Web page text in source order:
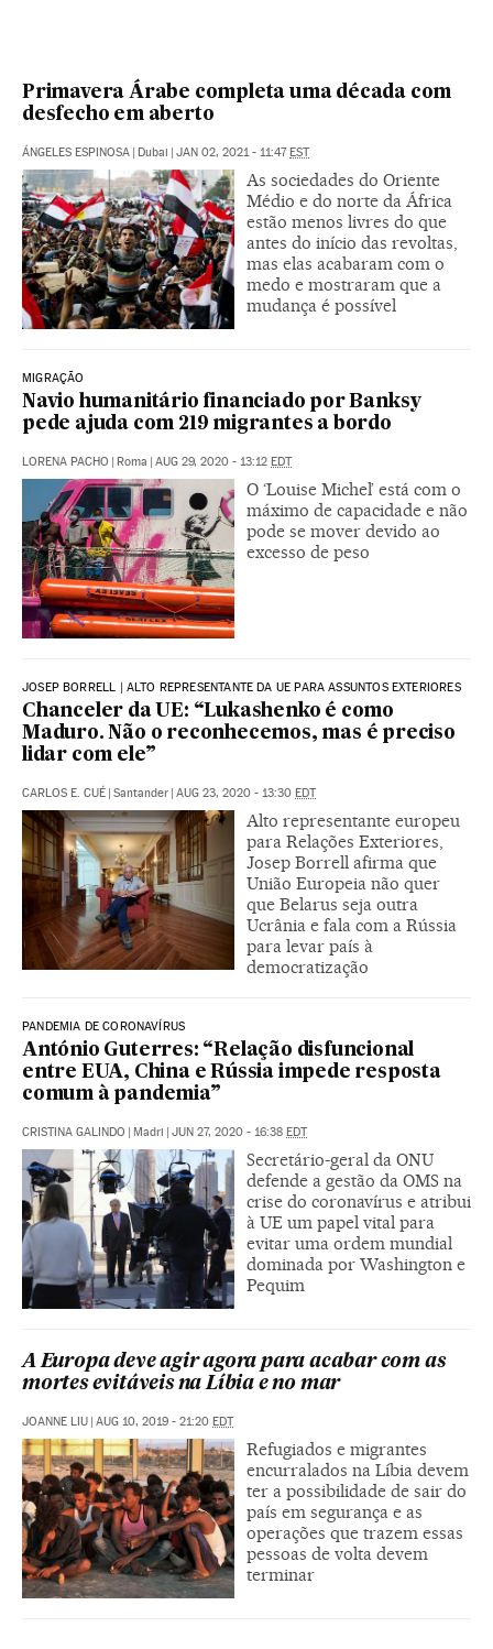
Primavera Árabe completa uma década com
desfecho em aberto
ÁNGELES ESPINOSA Dubai JAN 02, 2021 - 11:47 EST
As sociedades do Oriente
Médio e do norte da África
estão menos livres do que
antes do início das revoltas,
mas elas acabaram com o
medo e mostraram que a
mudança é possível
MIGRAÇÃO
Navio humanitário financiado por Banksy
pede ajuda com 219 migrantes a bordo
LORENA PACHO Roma AUG 29, 2020 - 13:12 EDT
O ‘Louise Michel’ está com o
máximo de capacidade e não
pode se mover devido ao
excesso de peso
JOSEP BORRELL | ALTO REPRESENTANTE DA UE PARA ASSUNTOS EXTERIORES
Chanceler da UE: “Lukashenko é como
Maduro. Não o reconhecemos, mas é preciso
lidar com ele”
CARLOS E. CUÉ | Santander | AUG 23, 2020 - 13:30 EDT
Alto representante europeu
para Relações Exteriores,
Josep Borrell afirma que
União Europeia não quer
que Belarus seja outra
Ucrânia e fala com a Rússia
para levar país à
democratização
PANDEMIA DE CORONAVÍRUS
António Guterres: “Relação disfuncional
entre EUA, China e Rússia impede resposta
comum à pandemia”
CRISTINA GALINDO | Madri | JUN 27, 2020 - 16:38 EDT
Secretário-geral da ONU
defende a gestão da OMS na
crise do coronavírus e atribui
à UE um papel vital para
evitar uma ordem mundial
dominada por Washington e
Pequim
A Europa deve agir agora para acabar com as
mortes evitáveis na Líbia e no mar
JOANNE LIU | AUG 10, 2019 - 21:20 EDT
Refugiados e migrantes
encurralados na Líbia devem
ter a possibilidade de sair do
país em segurança e as
operações que trazem essas
pessoas de volta devem
terminar